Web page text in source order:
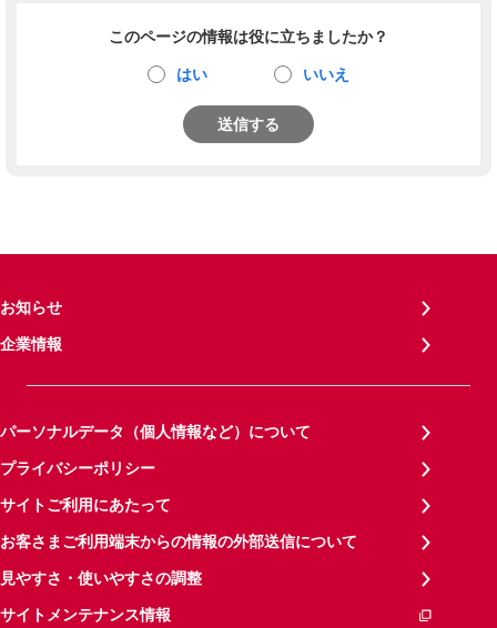
このページの情報は役に立ちましたか？
はい いいえ
送信する
お知らせ
企業情報
パーソナルデータ（個人情報など）について
プライバシーポリシー
サイトご利用にあたって
お客さまご利用端末からの情報の外部送信について
見やすさ・使いやすさの調整
サイトメンテナンス情報